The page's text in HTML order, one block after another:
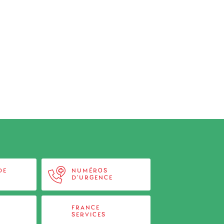
NUMÉROS
D'URGENCE
FRANCE
SERVICES